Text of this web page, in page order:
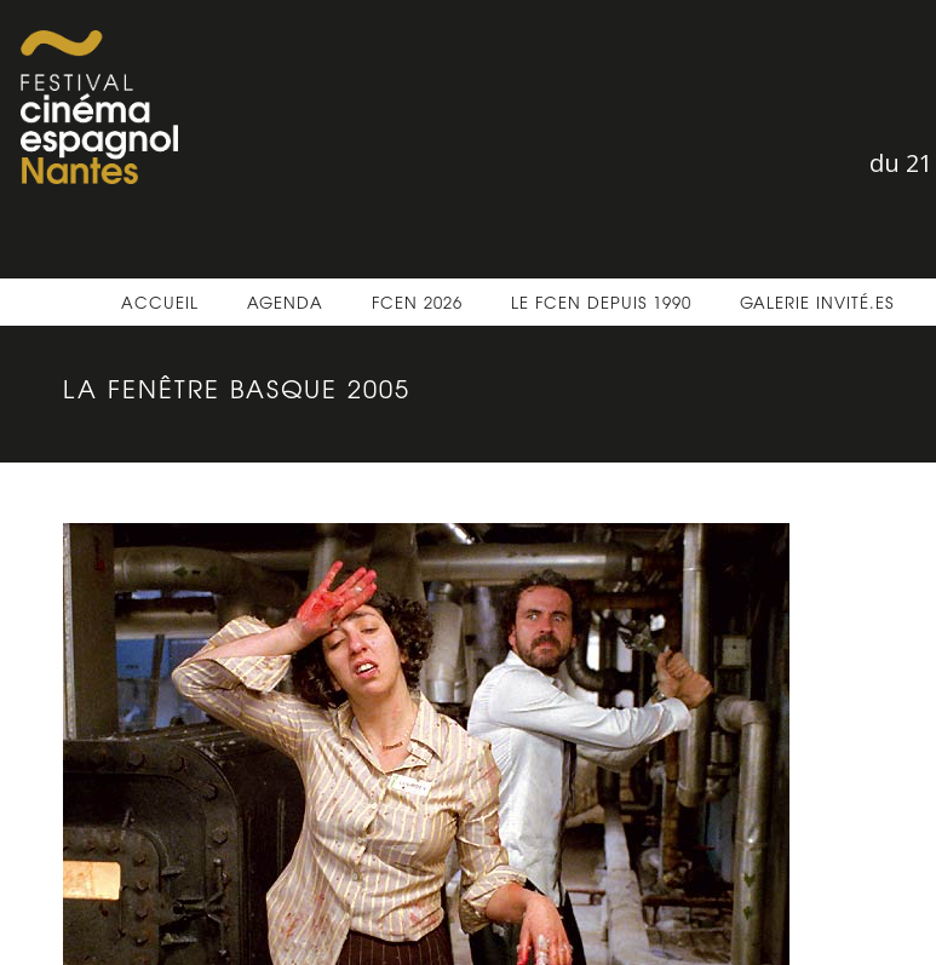
du
ACCUEIL AGENDA FCEN 2026 LE FCEN DEPUIS 1990 GALERIE INVITÉ.ES
LA FENÊTRE BASQUE 2005